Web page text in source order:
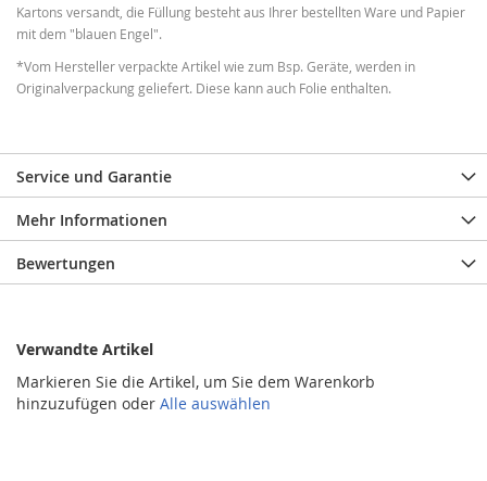
Kartons versandt, die Füllung besteht aus Ihrer bestellten Ware und Papier
mit dem "blauen Engel".
*Vom Hersteller verpackte Artikel wie zum Bsp. Geräte, werden in
Originalverpackung geliefert. Diese kann auch Folie enthalten.
Service und Garantie
Mehr Informationen
Bewertungen
Verwandte Artikel
Markieren Sie die Artikel, um Sie dem Warenkorb
hinzuzufügen oder Alle auswählen